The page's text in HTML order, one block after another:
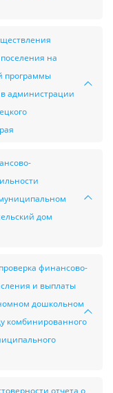
на
программы
в администрации
дом
финансово-
и выплаты
дошкольном
комбинированного
отчета о